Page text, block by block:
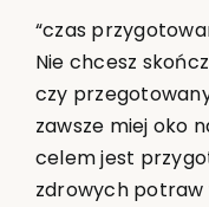
“czas
Nie chcesz
czy
zawsze miej oko
celem jest
zdrowych potraw